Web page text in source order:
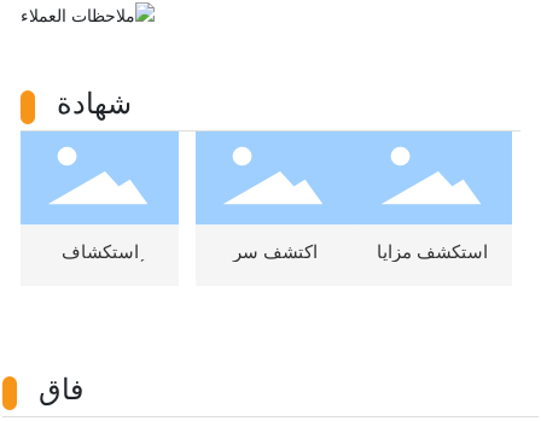
شهادة
استكشف مزايا
اكتشف سر
استكشاف
فاق